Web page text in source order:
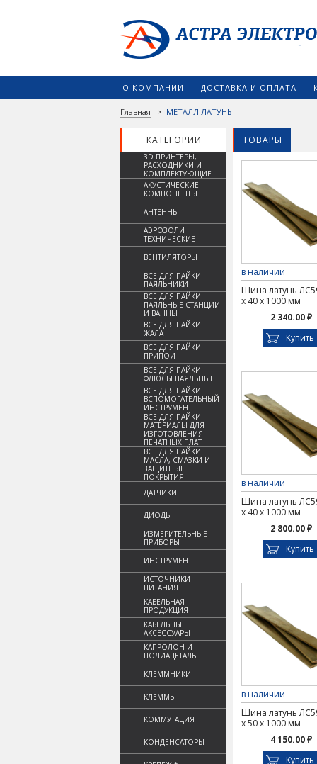
О КОМПАНИИ ДОСТАВКА И ОПЛАТА
Главная > МЕТАЛЛ ЛАТУНЬ
КАТЕГОРИИ ТОВАРЫ
3D ПРИНТЕРЫ,
РАСХОДНИКИ И
КОМПЛЕКТУЮЩИЕ
АКУСТИЧЕСКИЕ
КОМПОНЕНТЫ
АНТЕННЫ
АЭРОЗОЛИ
ТЕХНИЧЕСКИЕ
ВЕНТИЛЯТОРЫ
ВСЕ ДЛЯ ПАЙКИ:
ПАЯЛЬНИКИ
ВСЕ ДЛЯ ПАЙКИ:
ПАЯЛЬНЫЕ СТАНЦИИ
И ВАННЫ
ВСЕ ДЛЯ ПАЙКИ:
ЖАЛА
ВСЕ ДЛЯ ПАЙКИ:
ПРИПОИ
ВСЕ ДЛЯ ПАЙКИ:
ФЛЮСЫ ПАЯЛЬНЫЕ
ВСЕ ДЛЯ ПАЙКИ:
ВСПОМОГАТЕЛЬНЫЙ
ИНСТРУМЕНТ
ВСЕ ДЛЯ ПАЙКИ:
МАТЕРИАЛЫ ДЛЯ
ИЗГОТОВЛЕНИЯ
ПЕЧАТНЫХ ПЛАТ
ВСЕ ДЛЯ ПАЙКИ:
МАСЛА, СМАЗКИ И
ЗАЩИТНЫЕ
ПОКРЫТИЯ
ДАТЧИКИ
ДИОДЫ
ИЗМЕРИТЕЛЬНЫЕ
ПРИБОРЫ
ИНСТРУМЕНТ
ИСТОЧНИКИ
ПИТАНИЯ
КАБЕЛЬНАЯ
ПРОДУКЦИЯ
КАБЕЛЬНЫЕ
АКСЕССУАРЫ
КАПРОЛОН И
ПОЛИАЦЕТАЛЬ
КЛЕММНИКИ
КЛЕММЫ
КОММУТАЦИЯ
КОНДЕНСАТОРЫ
в наличии
Шина латунь
х 40 х 1000 мм
2 340.00 ₽
Купить
в наличии
Шина латунь
х 40 х 1000 мм
2 800.00 ₽
Купить
в наличии
Шина латунь
х 50 х 1000 мм
4 150.00 ₽
Купить